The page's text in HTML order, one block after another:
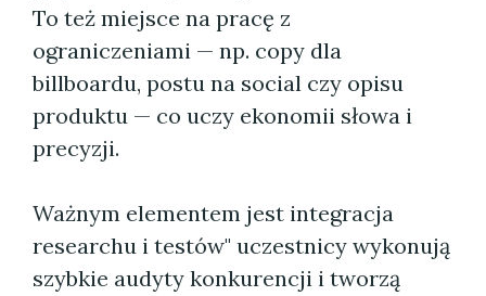
To też miejsce na pracę z
ograniczeniami — np. copy dla
billboardu, postu na social czy opisu
produktu — co uczy ekonomii słowa i
precyzji.
Ważnym elementem jest integracja
researchu i testów" uczestnicy wykonują
szybkie audyty konkurencji i tworzą